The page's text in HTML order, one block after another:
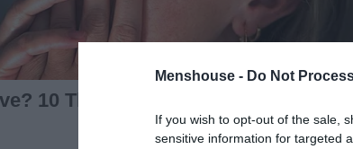
Menshouse - Do Not
If you wish to opt-out of the sale,
sensitive information for targeted